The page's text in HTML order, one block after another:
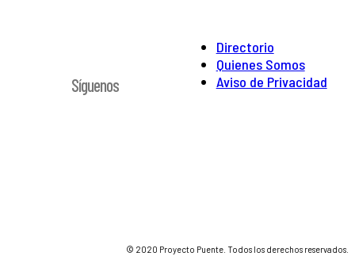
Directorio
Quienes Somos
Aviso de Privacidad
Síguenos
© 2020 Proyecto Puente. Todos los derechos reservados.